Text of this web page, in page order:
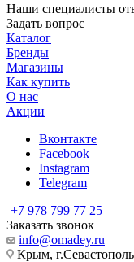
Наши специалисты
Задать вопрос
Каталог
Бренды
Магазины
Как купить
О нас
Акции
Вконтакте
Facebook
Instagram
Telegram
+7 978 799 77 25
Заказать звонок
info@omadey.ru
Крым, г.Севастополь